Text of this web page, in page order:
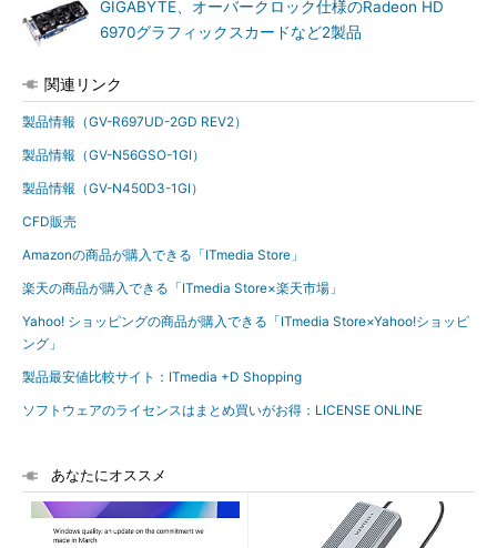
GIGABYTE、オーバークロック仕様のRadeon HD
6970グラフィックスカードなど2製品
関連リンク
製品情報（GV-R697UD-2GD REV2）
製品情報（GV-N56GSO-1GI）
製品情報（GV-N450D3-1GI）
CFD販売
Amazonの商品が購入できる「ITmedia Store」
楽天の商品が購入できる「ITmedia Store×楽天市場」
Yahoo! ショッピングの商品が購入できる「ITmedia Store×Yahoo!ショッピ
ング」
製品最安値比較サイト：ITmedia +D Shopping
ソフトウェアのライセンスはまとめ買いがお得：LICENSE ONLINE
あなたにオススメ